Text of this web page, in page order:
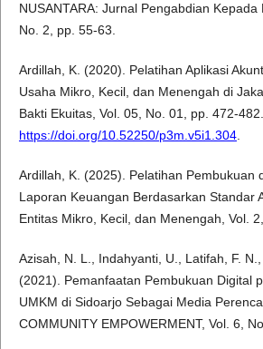
NUSANTARA: Jurnal Pengabdian Kepada
No. 2, pp. 55-63.
Ardillah, K. (2020). Pelatihan Aplikasi
Usaha Mikro, Kecil, dan Menengah di
Bakti Ekuitas, Vol. 05, No. 01, pp. 472-482.
https://doi.org/10.52250/p3m.v5i1.304.
Ardillah, K. (2025). Pelatihan Pembukuan
Laporan Keuangan Berdasarkan Standar
Entitas Mikro, Kecil, dan Menengah, Vol.
Azisah, N. L., Indahyanti, U., Latifah, F. N.,
(2021). Pemanfaatan Pembukuan Digital
UMKM di Sidoarjo Sebagai Media
COMMUNITY EMPOWERMENT, Vol. 6,